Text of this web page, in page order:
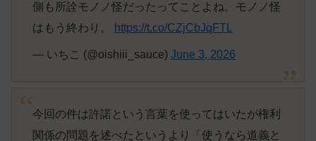
側も所詮モノノ怪だったってことよね。モノノ怪
はもう終わり。
https://t.co/CZjCbJqFTL
— いちこ (@oishiii_sauce) June 3, 2026
今回の件は許諾という言葉を使ってはいたが権利
関係の問題を述べたというより「使うなら道義と